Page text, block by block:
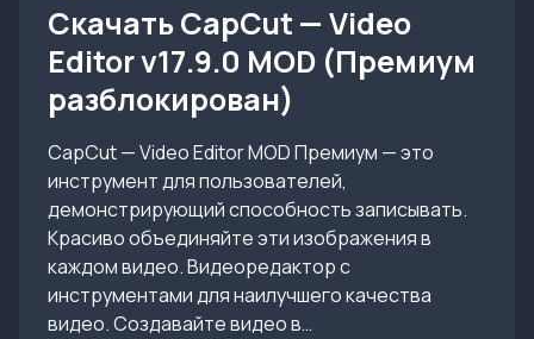
Скачать CapCut — Video
Editor v17.9.0 MOD (Премиум
разблокирован)
CapCut — Video Editor MOD Премиум — это
инструмент для пользователей,
демонстрирующий способность записывать.
Красиво объединяйте эти изображения в
каждом видео. Видеоредактор с
инструментами для наилучшего качества
видео. Создавайте видео в…